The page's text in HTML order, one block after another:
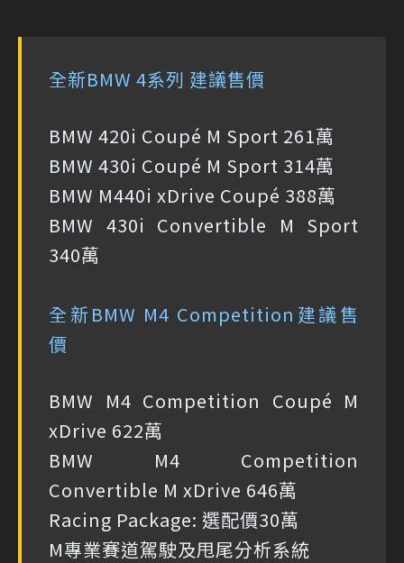
全新BMW 4系列 建議售價
BMW 420i Coupé M Sport 261萬
BMW 430i Coupé M Sport 314萬
BMW M440i xDrive Coupé 388萬
BMW 430i Convertible M Sport
340萬
全新BMW M4 Competition建議售
價
BMW M4 Competition Coupé M
xDrive 622萬
BMW M4 Competition
Convertible M xDrive 646萬
Racing Package: 選配價30萬
M專業賽道駕駛及甩尾分析系統